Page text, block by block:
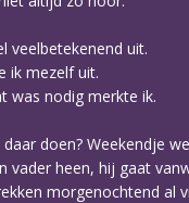
veelbetekenend uit.
ik mezelf uit.
was nodig merkte ik.
doen? Weekendje
vader heen, hij gaat
morgenochtend al